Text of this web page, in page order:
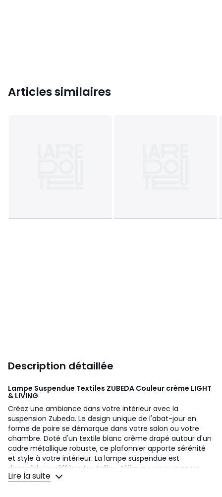
Articles similaires
Description détaillée
Lampe Suspendue Textiles ZUBEDA Couleur crème LIGHT
& LIVING
Créez une ambiance dans votre intérieur avec la
suspension Zubeda. Le design unique de l'abat-jour en
forme de poire se démarque dans votre salon ou votre
chambre. Doté d'un textile blanc crème drapé autour d'un
cadre métallique robuste, ce plafonnier apporte sérénité
et style à votre intérieur. La lampe suspendue est
disponible en différentes tailles. Affirmez-vous avec un
seul abat-jour ou créez une ambiance chaleureuse en
Lire la suite